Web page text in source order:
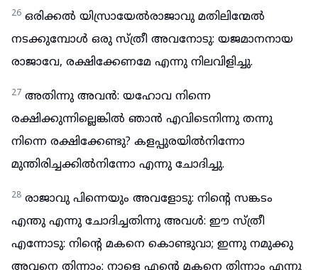
26 ഒരിക്കൽ യിസ്രായേൽരാജാവു മതിലിന്മേൽ
നടക്കുമ്പോൾ ഒരു സ്ത്രീ അവനോടു: യജമാനനായ
രാജാവേ, രക്ഷിക്കേണമേ എന്നു നിലവിളിച്ചു.
27 അതിന്നു അവൻ: യഹോവ നിന്നെ
രക്ഷിക്കുന്നില്ലെങ്കിൽ ഞാൻ എവിടെനിന്നു തന്നു
നിന്നെ രക്ഷിക്കേണ്ടു? കളപ്പുരയിൽനിന്നോ
മുന്തിരിച്ചക്കിൽനിന്നോ എന്നു ചോദിച്ചു.
28 രാജാവു പിന്നെയും അവളോടു: നിന്റെ സങ്കടം
എന്തു എന്നു ചോദിച്ചതിന്നു അവൾ: ഈ സ്ത്രീ
എന്നോടു: നിന്റെ മകനെ കൊണ്ടുവാ; ഇന്നു നമുക്കു
അവനെ തിന്നാം; നാളെ എന്റെ മകനെ തിന്നാം എന്നു